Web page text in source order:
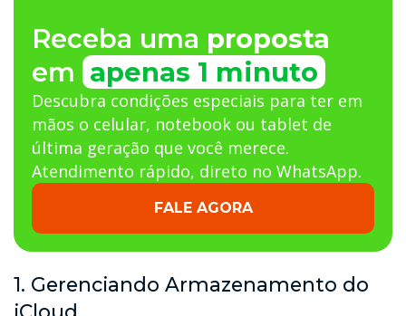
Receba uma proposta
em apenas 1 minuto
Descubra condições especiais para ter em
mãos o celular, notebook ou tablet de
última geração que você merece.
Atendimento rápido, direto no WhatsApp.
FALE AGORA
1. Gerenciando Armazenamento do